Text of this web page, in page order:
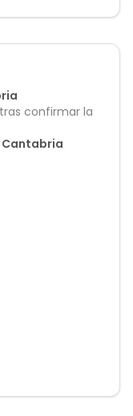
confirmar la